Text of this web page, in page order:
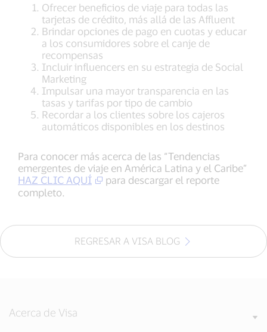
Ofrecer beneficios de viaje para todas las
tarjetas de crédito, más allá de las Affluent
Brindar opciones de pago en cuotas y educar
a los consumidores sobre el canje de
recompensas
Incluir influencers en su estrategia de Social
Marketing
Impulsar una mayor transparencia en las
tasas y tarifas por tipo de cambio
Recordar a los clientes sobre los cajeros
automáticos disponibles en los destinos
Para conocer más acerca de las “Tendencias
emergentes de viaje en América Latina y el Caribe”
HAZ CLIC AQUÍ
para descargar el reporte
completo.
REGRESAR A VISA BLOG
Acerca de Visa